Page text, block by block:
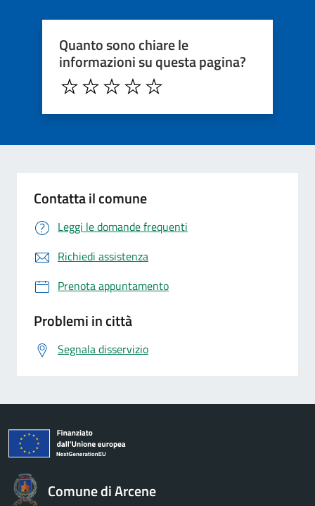
Quanto sono chiare le
informazioni su questa pagina?
Contatta il comune
Leggi le domande frequenti
Richiedi assistenza
Prenota appuntamento
Problemi in città
Segnala disservizio
Comune di Arcene